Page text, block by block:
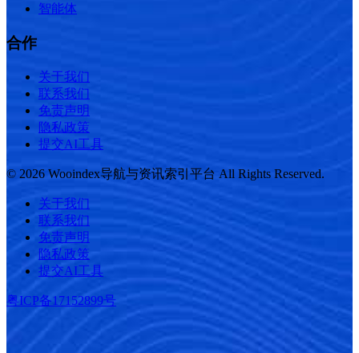
智能体
合作
关于我们
联系我们
免责声明
隐私政策
提交AI工具
© 2026 Wooindex导航与资讯索引平台 All Rights Reserved.
关于我们
联系我们
免责声明
隐私政策
提交AI工具
粤ICP备17152899号